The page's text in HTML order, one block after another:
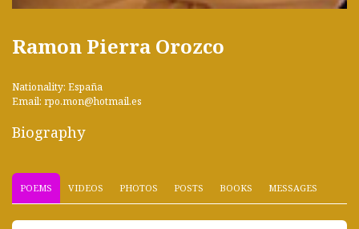
Ramon Pierra Orozco
Nationality: España
Email: rpo.mon@hotmail.es
Biography
POEMS VIDEOS PHOTOS POSTS BOOKS MESSAGES